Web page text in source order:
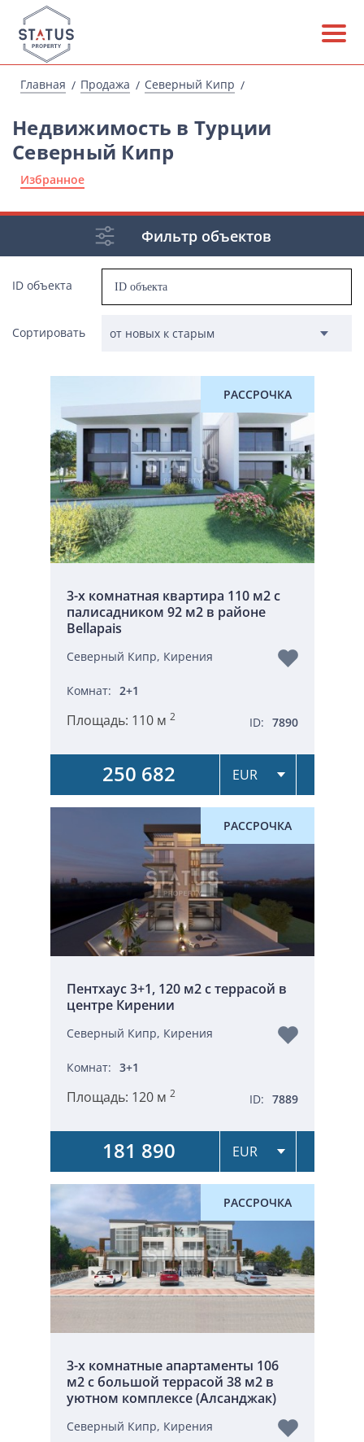
Главная Продажа Северный Кипр
Недвижимость в Турции
Северный Кипр
Избранное
Фильтр объектов
ID объекта
Сортировать
РАССРОЧКА
3-х комнатная квартира 110 м2 с
палисадником 92 м2 в районе
Bellapais
Северный Кипр, Кирения
Комнат: 2+1
Площадь: 110 м 2 ID: 7890
250 682
РАССРОЧКА
Пентхаус 3+1, 120 м2 с террасой в
центре Кирении
Северный Кипр, Кирения
Комнат: 3+1
Площадь: 120 м 2 ID: 7889
181 890
РАССРОЧКА
3-х комнатные апартаменты 106
м2 с большой террасой 38 м2 в
уютном комплексе (Алсанджак)
Северный Кипр, Кирения